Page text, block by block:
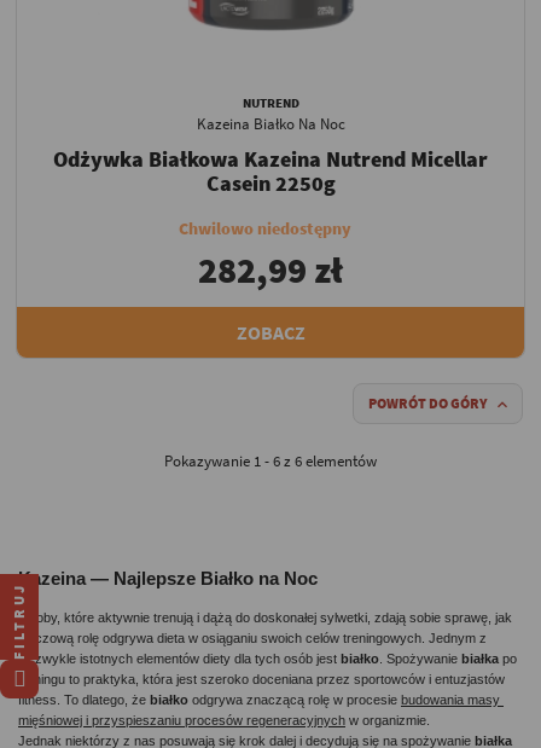
NUTREND
Kazeina Białko Na Noc
Odżywka Białkowa Kazeina Nutrend Micellar
Casein 2250g
Chwilowo niedostępny
282,99 zł
ZOBACZ
POWRÓT DO GÓRY 
Pokazywanie 1 - 6 z 6 elementów
Kazeina — Najlepsze Białko na Noc
Osoby, które aktywnie trenują i dążą do doskonałej sylwetki, zdają sobie sprawę, jak
kluczową rolę odgrywa dieta w osiąganiu swoich celów treningowych. Jednym z
niezwykle istotnych elementów diety dla tych osób jest białko . Spożywanie białka po
treningu to praktyka, która jest szeroko doceniana przez sportowców i entuzjastów
fitness. To dlatego, że białko odgrywa znaczącą rolę w procesie budowania masy
mięśniowej i przyspieszaniu procesów regeneracyjnych w organizmie.
Jednak niektórzy z nas posuwają się krok dalej i decydują się na spożywanie białka
FILTRUJ